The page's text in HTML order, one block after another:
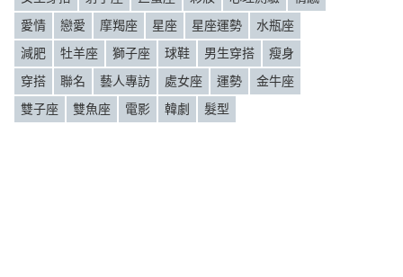
愛情
戀愛 摩羯座 星座 星座運勢
水瓶座
減肥
牡羊座 獅子座 球鞋 男生穿搭
瘦身
穿搭
聯名 藝人專訪 處女座 運勢
金牛座
雙子座
雙魚座 電影 韓劇 髮型